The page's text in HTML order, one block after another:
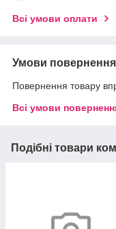
Всі умови оплати
Умови повернення
Повернення товару
Всі умови
Подібні товари